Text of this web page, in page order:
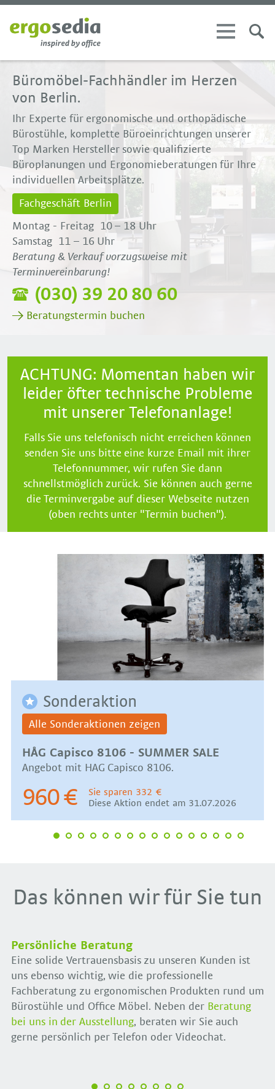
Büromöbel-Fachhändler im Herzen
von Berlin.
Ihr Experte für ergonomische und orthopädische
Bürostühle, komplette Büroeinrichtungen unserer
Top Marken Hersteller sowie qualifizierte
Büroplanungen und Ergonomieberatungen für Ihre
individuellen Arbeitsplätze.
Fachgeschäft Berlin
Montag - Freitag
10 – 18 Uhr
Samstag
11 – 16 Uhr
Beratung & Verkauf vorzugsweise mit
Terminvereinbarung!
(030) 39 20 80 60
→ Beratungstermin buchen
ACHTUNG: Momentan haben wir
leider öfter technische Probleme
mit unserer Telefonanlage!
Falls Sie uns telefonisch nicht erreichen können
senden Sie uns bitte eine kurze Email mit ihrer
Telefonnummer, wir rufen Sie dann
schnellstmöglich zurück. Sie können auch gerne
die Terminvergabe auf dieser Webseite nutzen
(oben rechts unter "Termin buchen").
Sonderaktion
Alle Sonderaktionen zeigen
HÅG Capisco 8106 - SUMMER SALE
Angebot mit HAG Capisco 8106.
960 €
Sie sparen 332 €
Diese Aktion endet am 31.07.2026
Das können wir für Sie tun
Persönliche Beratung
Eine solide Vertrauensbasis zu unseren Kunden ist
uns ebenso wichtig, wie die professionelle
Fachberatung zu ergonomischen Produkten rund um
Bürostühle und Office Möbel. Neben der Beratung
bei uns in der Ausstellung, beraten wir Sie auch
gerne persönlich per Telefon oder Videochat.